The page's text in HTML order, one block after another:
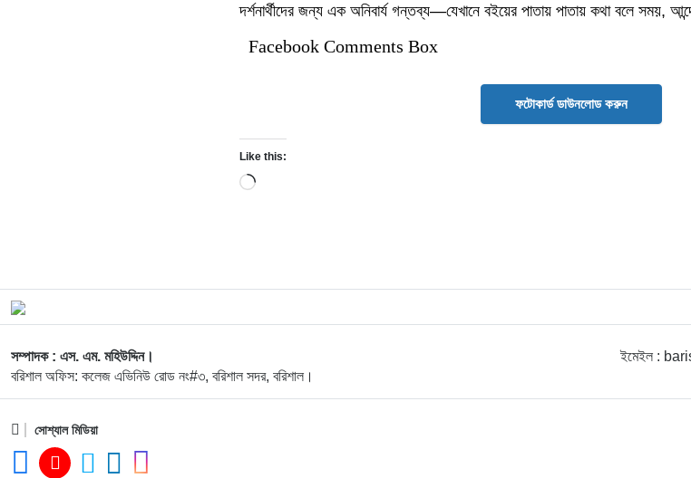
দর্শনার্থীদের জন্য এক অনিবার্য গন্তব্য—যেখানে বইয়ের পাতায় পাতায় কথা বলে সময়,
Facebook Comments Box
ফটোকার্ড ডাউনলোড করুন
Like this:
Loading…
সম্পাদক : এস. এম. মহিউদ্দিন।
বরিশাল অফিস: কলেজ এভিনিউ রোড নং#৩, বরিশাল সদর, বরিশাল।
ইমেইল :
সোশ্যাল মিডিয়া